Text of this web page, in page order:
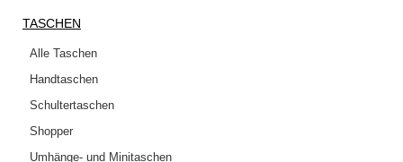
Colourlock
Nubuk
Radierer
COLOURLOCK
TASCHEN
Alle Taschen
Handtaschen
Schultertaschen
Shopper
Umhänge- und Minitaschen